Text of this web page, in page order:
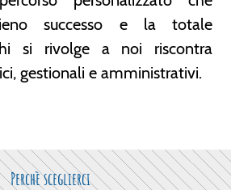
successo e la totale
si rivolge a noi riscontra
gestionali e amministrativi.
Perchè sceglierci